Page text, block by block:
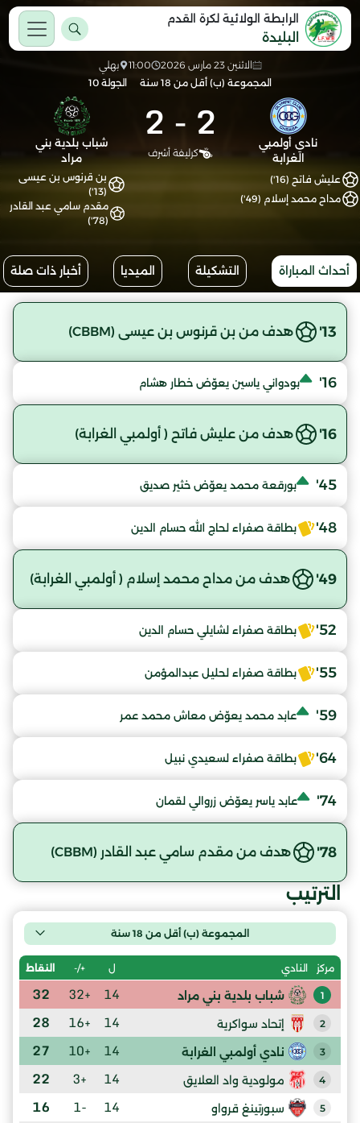
الرابطة الولائية لكرة القدم
البليدة
الاثنين 23 مارس 2026 11:00
بهلي
المجموعة (ب) أقل من 18 سنة
الجولة 10
نادي أولمبي
الغرابة
2
-
2
كرليفة أشرف
شباب بلدية بني
مراد
عليش فاتح (16')
مداح محمد إسلام (49')
بن قرنوس بن عيسى
(13')
مقدم سامي عبد القادر
(78')
أحداث المباراة التشكيلة الميديا أخبار ذات صلة
13' هدف من بن قرنوس بن عيسى (CBBM)
16' بودواني ياسين يعوّض خطار هشام
16' هدف من عليش فاتح ( أولمبي الغرابة)
45' بورقعة محمد يعوّض خثير صديق
48' بطاقة صفراء لحاج الله حسام الدين
49' هدف من مداح محمد إسلام ( أولمبي الغرابة)
52' بطاقة صفراء لشايلي حسام الدين
55' بطاقة صفراء لحليل عبدالمؤمن
59' عابد محمد يعوّض معاش محمد عمر
64' بطاقة صفراء لسعيدي نبيل
74' عابد ياسر يعوّض زروالي لقمان
78' هدف من مقدم سامي عبد القادر (CBBM)
الترتيب
المجموعة (ب) أقل من 18 سنة
مركز النادي ل +/- النقاط
1 شباب بلدية بني مراد 14
+32
32
2 إتحاد سواكرية 14
+16
28
3 نادي أولمبي الغرابة 14
+10
27
4 مولودية واد العلايق 14
+3
22
5 سبورتينغ قرواو 14
-1
16